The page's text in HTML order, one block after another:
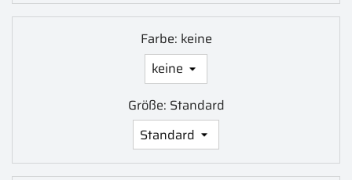
Farbe: keine
Größe: Standard